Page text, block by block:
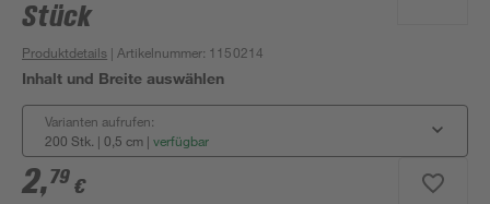
Stück
Produktdetails | Artikelnummer: 1150214
Inhalt und Breite auswählen
Varianten aufrufen:
200 Stk. | 0,5 cm | verfügbar
2,79 €